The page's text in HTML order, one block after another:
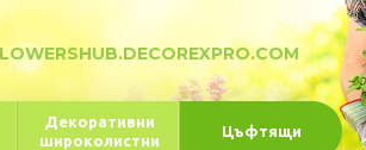
Декоративни
широколистни
Цъфтящи